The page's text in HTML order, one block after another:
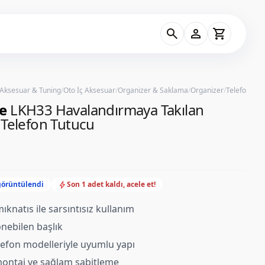
search person shopping_cart
& Tuning/Oto İç Aksesuar/Organizer & Saklama/Organizer/Telefon
LKH33 Havalandırmaya Takılan
Telefon Tutucu
boltSon 1 adet kaldı, acele et!
ile sarsıntısız kullanım
başlık
modelleriyle uyumlu yapı
ve sağlam sabitleme